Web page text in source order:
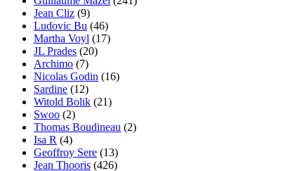
Jean Cliz (9)
Ludovic Bu (46)
Martha Voyl (17)
JL Prades (20)
Archimo (7)
Nicolas Godin (16)
Sardine (12)
Witold Bolik (21)
Swoo (2)
Thomas Boudineau (2)
Isa R (4)
Geoffroy Sere (13)
Jean Thooris (426)